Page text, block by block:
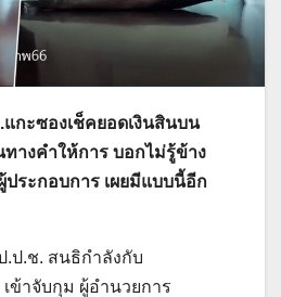
กะซองเช็คยอดเงินสินบน
างคำให้การ บอกไม่รู้ข้าง
ระกอบการ เผยมีแบบนี้อีก
.ป.ช. สนธิกำลังกับ
ข้าจับกุม ผู้อำนวยการ